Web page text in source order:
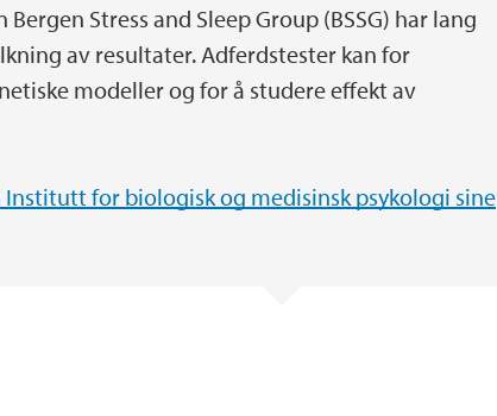
Stress and Sleep Group (BSSG) har lang
av resultater. Adferdstester kan for
modeller og for å studere effekt av
Institutt for biologisk og medisinsk psykologi sine